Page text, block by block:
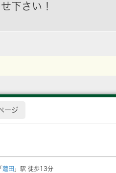
下さい！
ージ
蓮田 」駅 徒歩13分